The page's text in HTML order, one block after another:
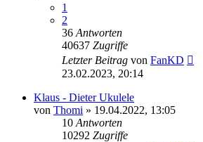
1
2
36 Antworten
40637 Zugriffe
Letzter Beitrag von FanKD
23.02.2023, 20:14
Klaus - Dieter Ukulele
von Thomi » 19.04.2022, 13:05
10 Antworten
10292 Zugriffe